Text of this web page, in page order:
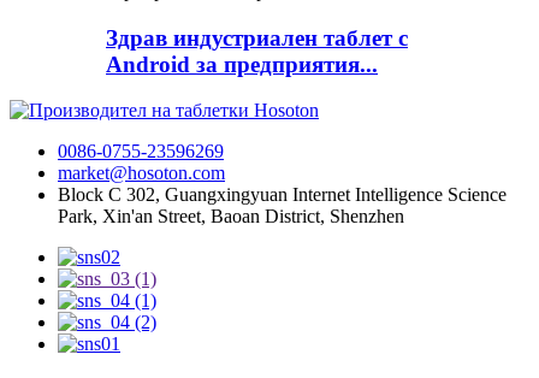
Здрав индустриален таблет с
Android за предприятия...
0086-0755-23596269
market@hosoton.com
Block C 302, Guangxingyuan Internet Intelligence Science
Park, Xin'an Street, Baoan District, Shenzhen